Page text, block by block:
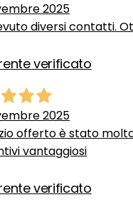
2025
diversi contatti.
verificato
2025
offerto è stato
vantaggiosi
verificato